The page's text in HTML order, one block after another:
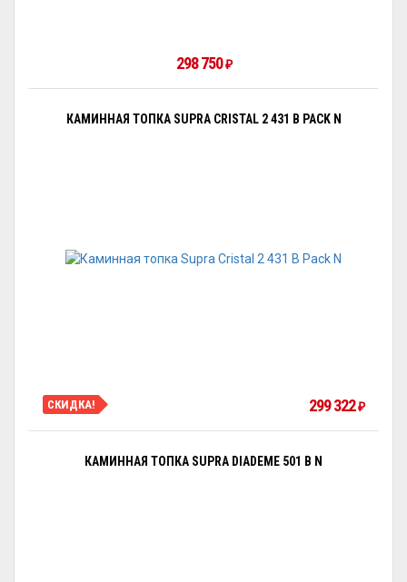
298 750 ₽
КАМИННАЯ ТОПКА SUPRA CRISTAL 2 431 B PACK N
СКИДКА! 299 322 ₽
КАМИННАЯ ТОПКА SUPRA DIADEME 501 B N